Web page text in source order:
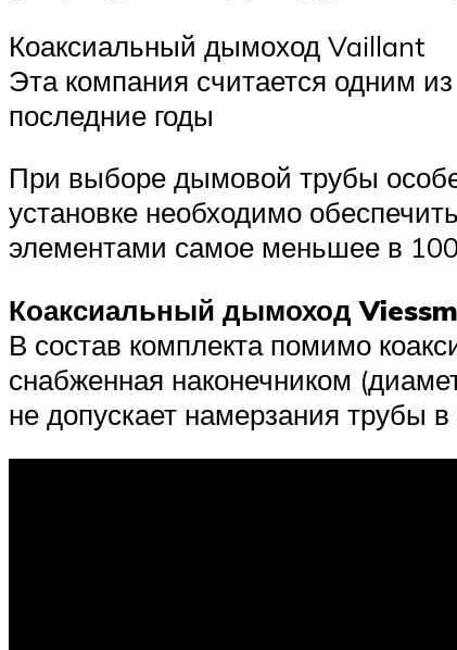
Коаксиальный дымоход Vaillant
Эта компания считается одним
последние годы
При выборе дымовой трубы
установке необходимо
элементами самое меньшее в
Коаксиальный дымоход
В состав комплекта помимо
снабженная наконечником
не допускает намерзания трубы